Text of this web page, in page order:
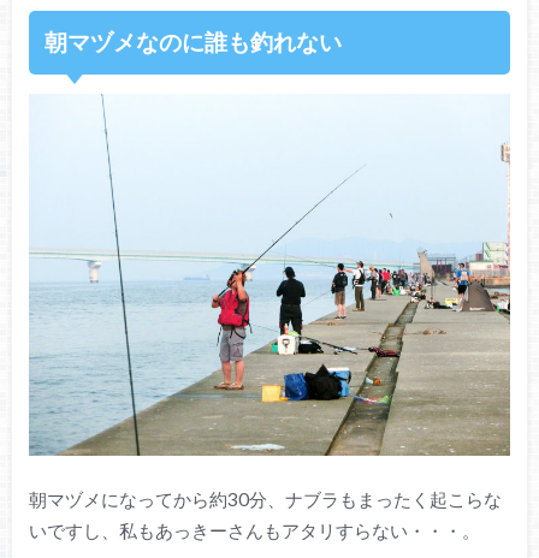
朝マヅメなのに誰も釣れない
朝マヅメになってから約30分、ナブラもまったく起こらな
いですし、私もあっきーさんもアタリすらない・・・。